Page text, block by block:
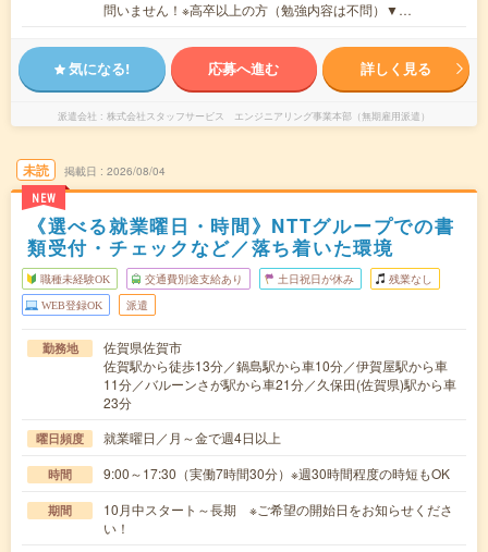
問いません！※高卒以上の方（勉強内容は不問）▼…
気になる! 応募へ進む 詳しく見る
派遣会社 株式会社スタッフサービス エンジニアリング事業本部（無期雇用派遣）
未読
NEW
掲載日 2026/08/04
《選べる就業曜日・時間》NTTグループでの書
類受付・チェックなど／落ち着いた環境
職種未経験OK 交通費別途支給あり 土日祝日が休み 残業なし
WEB登録OK 派遣
勤務地
佐賀県佐賀市
佐賀駅から徒歩13分／鍋島駅から車10分／伊賀屋駅から車
11分／バルーンさが駅から車21分／久保田(佐賀県)駅から車
23分
曜日頻度 就業曜日／月～金で週4日以上
時間 9:00～17:30（実働7時間30分）※週30時間程度の時短もOK
期間
10月中スタート～長期 ※ご希望の開始日をお知らせくださ
い！